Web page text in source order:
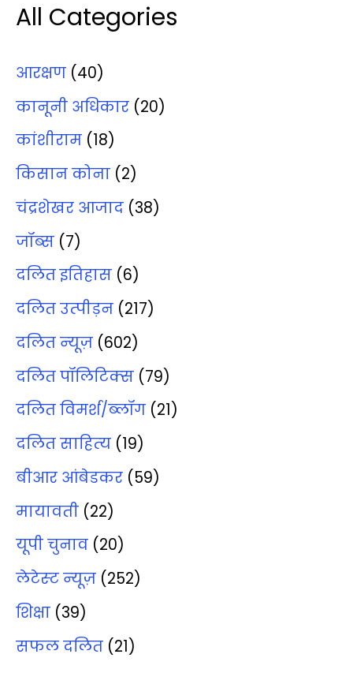
All Categories
आरक्षण (40)
कानूनी अधिकार (20)
कांशीराम (18)
किसान कोना (2)
चंद्रशेखर आजाद (38)
जॉब्‍स (7)
दलित इतिहास (6)
दलित उत्‍पीड़न (217)
दलित न्‍यूज़ (602)
दलित पॉलिटिक्‍स (79)
दलित विमर्श/ब्‍लॉग (21)
दलित साहित्‍य (19)
बीआर आंबेडकर (59)
मायावती (22)
यूपी चुनाव (20)
लेटेस्‍ट न्‍यूज़ (252)
शिक्षा (39)
सफल दलित (21)